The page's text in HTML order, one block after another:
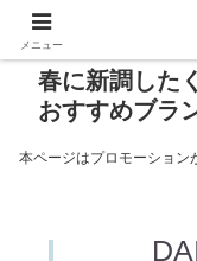
春に新調した
おすすめブラ
本ページはプロモーション
メニュー